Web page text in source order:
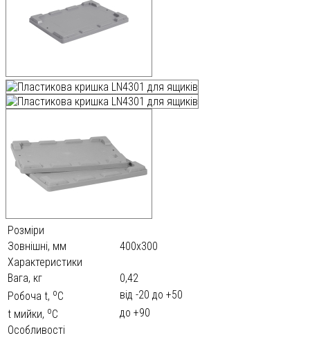
Розміри
Зовнішні, мм
400х300
Характеристики
Вага, кг
0,42
Робоча t, oС
від -20 до +50
t мийки, oС
до +90
Особливості